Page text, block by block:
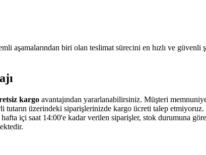
aşamalarından biri olan teslimat sürecini en hızlı ve
kargo avantajından yararlanabilirsiniz. Müşteri
tutarın üzerindeki siparişlerinizde kargo ücreti talep etmiyoruz.
içi saat 14:00'e kadar verilen siparişler, stok durumuna